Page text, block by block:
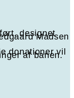
designet
Madsen
donationer vil
af banen.